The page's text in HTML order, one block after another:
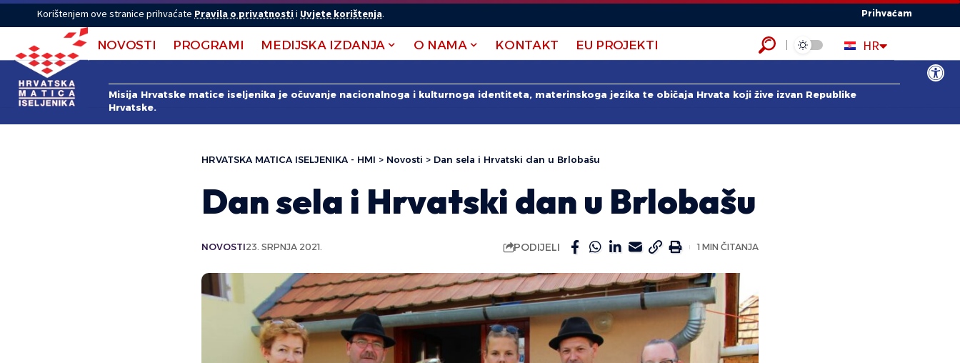
Open
Korištenjem ove stranice prihvaćate Pravila o privatnostii Uvjete korištenja. Prihvaćam
NOVOSTI PROGRAMI MEDIJSKA IZDANJA O NAMA KONTAKT EU PROJEKTI HR
EN
ES
Misija Hrvatske matice iseljenika je očuvanje nacionalnoga i kulturnoga identiteta, materinskoga jezika te običaja Hrvata koji žive izvan Republike
Hrvatske.
HRVATSKA MATICA ISELJENIKA - HMI > Novosti > Dan sela i Hrvatski dan u Brlobašu
Dan sela i Hrvatski dan u Brlobašu
NOVOSTI23. SRPNJA 2021. PODIJELI 1 MIN ČITANJA